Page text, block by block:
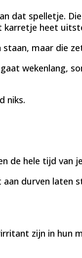
dat spelletje.
karretje heet
maar die
wekenlang,
niks.
de hele tijd van
durven laten
zijn in hun